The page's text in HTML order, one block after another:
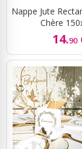
Nappe Jute
Chère
14.90